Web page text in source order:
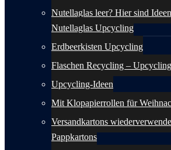
Nutellaglas leer? Hier sind
Nutellaglas Upcycling
Erdbeerkisten Upcycling
Flaschen Recycling –
Upcycling-Ideen
Mit Klopapierrollen für
Versandkartons
Pappkartons